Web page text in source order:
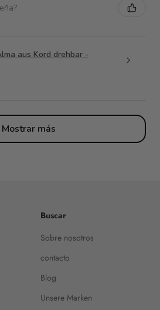
aus Kord drehbar -
Mostrar más
Buscar
Sobre nosotros
contacto
Blog
Unsere Marken